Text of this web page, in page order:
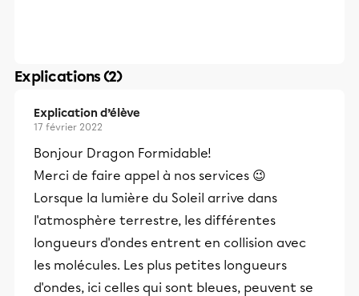
Explications (2)
Explication d’élève
17 février 2022
Bonjour Dragon Formidable!
Merci de faire appel à nos services 😉
Lorsque la lumière du Soleil arrive dans
l'atmosphère terrestre, les différentes
longueurs d'ondes entrent en collision avec
les molécules. Les plus petites longueurs
d'ondes, ici celles qui sont bleues, peuvent se